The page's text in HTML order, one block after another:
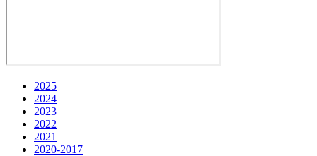
2025
2024
2023
2022
2021
2020-2017